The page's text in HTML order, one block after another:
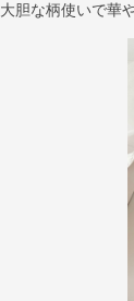
大胆な柄使いで華